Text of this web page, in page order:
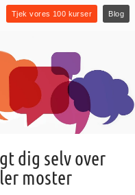
Tjek vores 100 kurser Blog
dig selv over
moster